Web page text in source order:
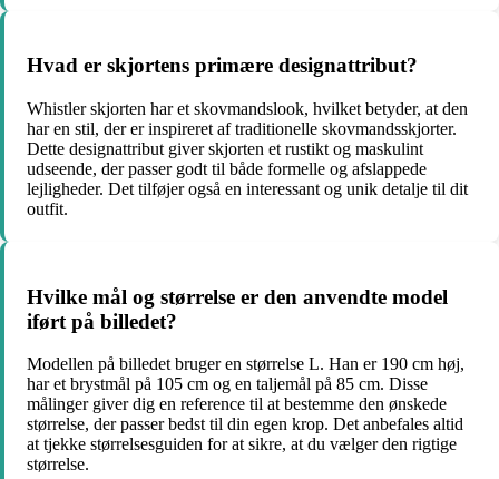
Hvad er skjortens primære designattribut?
Whistler skjorten har et skovmandslook, hvilket betyder, at den
har en stil, der er inspireret af traditionelle skovmandsskjorter.
Dette designattribut giver skjorten et rustikt og maskulint
udseende, der passer godt til både formelle og afslappede
lejligheder. Det tilføjer også en interessant og unik detalje til dit
outfit.
Hvilke mål og størrelse er den anvendte model
iført på billedet?
Modellen på billedet bruger en størrelse L. Han er 190 cm høj,
har et brystmål på 105 cm og en taljemål på 85 cm. Disse
målinger giver dig en reference til at bestemme den ønskede
størrelse, der passer bedst til din egen krop. Det anbefales altid
at tjekke størrelsesguiden for at sikre, at du vælger den rigtige
størrelse.